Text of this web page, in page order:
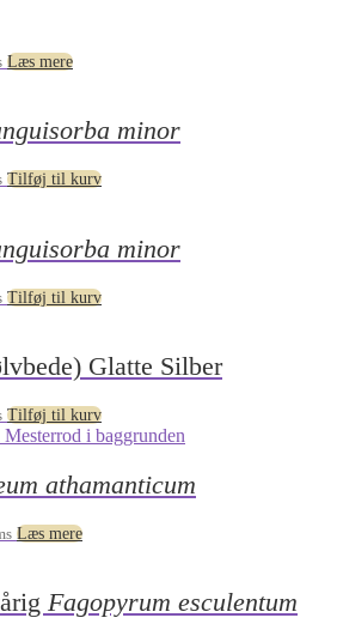
Læs mere
minor
Tilføj til kurv
minor
Tilføj til kurv
Glatte Silber
Tilføj til kurv
athamanticum
Læs mere
Fagopyrum esculentum